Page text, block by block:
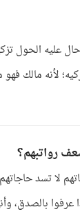
عليه الحول
لأنه مالك
رواتبهم؟
لا تسد
عرفوا بالصدق،